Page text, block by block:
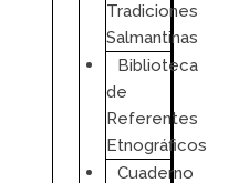
Tradiciones
Salmantinas
Biblioteca
de
Referentes
Etnográficos
Cuaderno